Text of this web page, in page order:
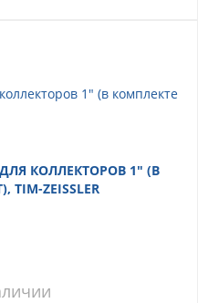
КОЛЛЕКТОРОВ 1" (В
ZEISSLER